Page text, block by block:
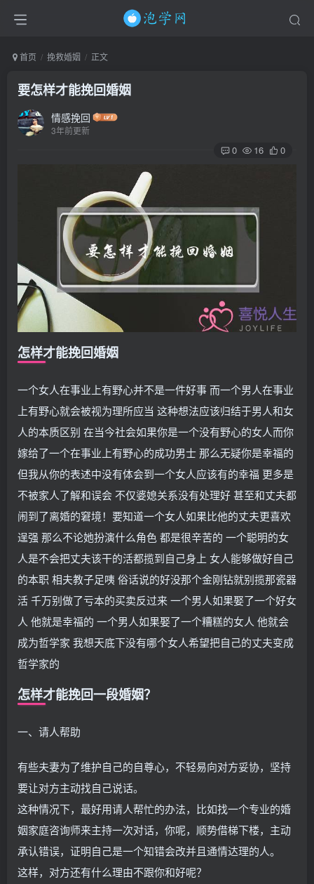
首页 挽救婚姻 正文
要怎样才能挽回婚姻
情感挽回
3年前更新
0 16 0
怎样才能挽回婚姻
一个女人在事业上有野心并不是一件好事 而一个男人在事业
上有野心就会被视为理所应当 这种想法应该归结于男人和女
人的本质区别 在当今社会如果你是一个没有野心的女人而你
嫁给了一个在事业上有野心的成功男士 那么无疑你是幸福的
但我从你的表述中没有体会到一个女人应该有的幸福 更多是
不被家人了解和误会 不仅婆媳关系没有处理好 甚至和丈夫都
闹到了离婚的窘境！要知道一个女人如果比他的丈夫更喜欢
逞强 那么不论她扮演什么角色 都是很辛苦的 一个聪明的女
人是不会把丈夫该干的活都揽到自己身上 女人能够做好自己
的本职 相夫教子足咦 俗话说的好没那个金刚钻就别揽那瓷器
活 千万别做了亏本的买卖反过来 一个男人如果娶了一个好女
人 他就是幸福的 一个男人如果娶了一个糟糕的女人 他就会
成为哲学家 我想天底下没有哪个女人希望把自己的丈夫变成
哲学家的
怎样才能挽回一段婚姻？
一、请人帮助
有些夫妻为了维护自己的自尊心，不轻易向对方妥协，坚持
要让对方主动找自己说话。
这种情况下，最好用请人帮忙的办法，比如找一个专业的婚
姻家庭咨询师来主持一次对话，你呢，顺势借梯下楼，主动
承认错误，证明自己是一个知错会改并且通情达理的人。
这样，对方还有什么理由不跟你和好呢？